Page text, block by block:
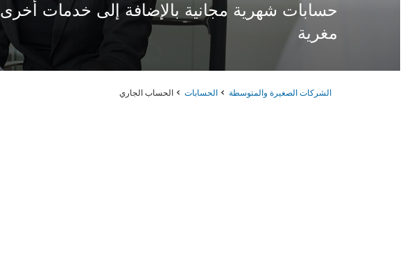
حسابات شهرية مجانية بالإضافة إلى خدمات أخرى
مغرية
الشركات الصغيرة والمتوسطة الحسابات الحساب الجاري